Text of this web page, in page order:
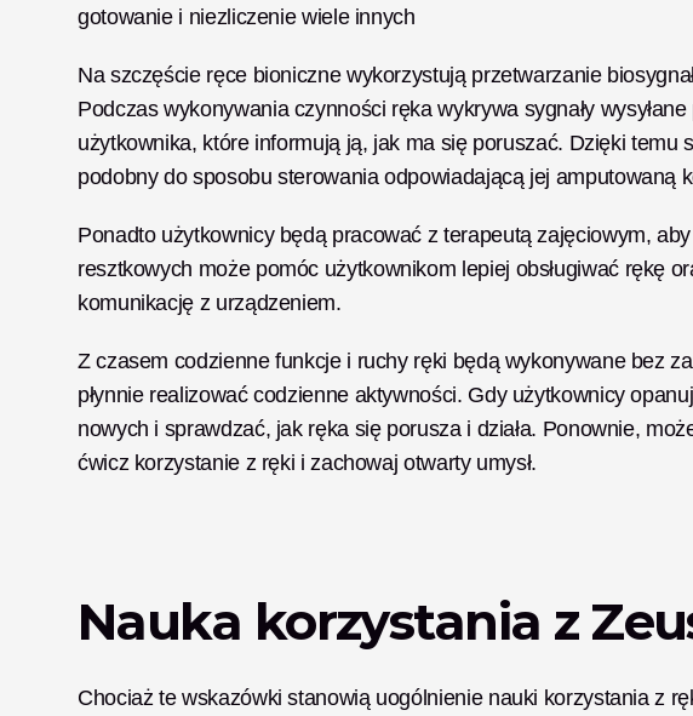
gotowanie i niezliczenie wiele innych
Na szczęście ręce bioniczne wykorzystują przetwarzanie
Podczas wykonywania czynności ręka wykrywa sygnały
użytkownika, które informują ją, jak ma się poruszać. Dzięki temu
podobny do sposobu sterowania odpowiadającą jej amputowaną
Ponadto użytkownicy będą pracować z terapeutą zajęciowym,
resztkowych może pomóc użytkownikom lepiej obsługiwać rękę
komunikację z urządzeniem.
Z czasem codzienne funkcje i ruchy ręki będą wykonywane bez
płynnie realizować codzienne aktywności. Gdy użytkownicy
nowych i sprawdzać, jak ręka się porusza i działa. Ponownie,
ćwicz korzystanie z ręki i zachowaj otwarty umysł.
Nauka korzystania z
Chociaż te wskazówki stanowią uogólnienie nauki korzystania z